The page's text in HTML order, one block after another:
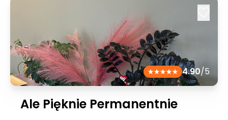
4.90/5
Ale Pięknie Permanentnie